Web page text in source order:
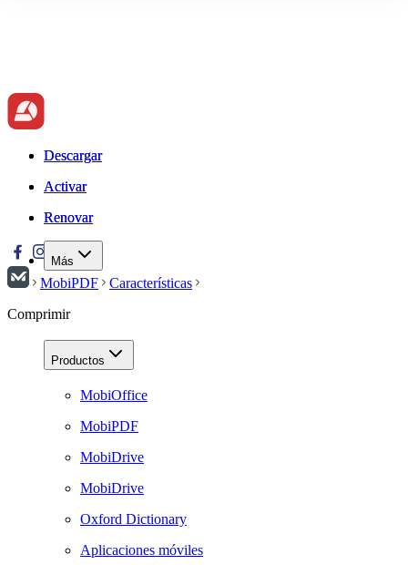
Descargar
Activar
Renovar
Más
Descargar
Activar
Renovar
MobiPDF
Características
Comprimir
Productos
MobiOffice
MobiPDF
MobiDrive
MobiDrive
Oxford Dictionary
Aplicaciones móviles